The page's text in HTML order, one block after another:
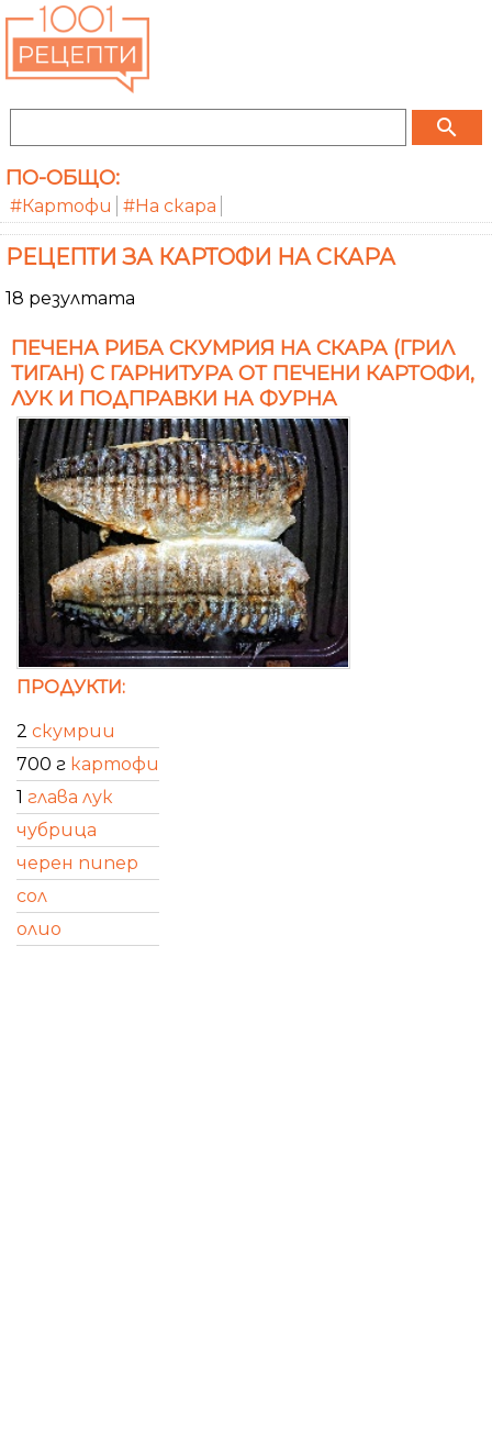
search
ПО-ОБЩО:
#Картофи #На скара
РЕЦЕПТИ ЗА КАРТОФИ НА СКАРА
18 резултата
ПЕЧЕНА РИБА СКУМРИЯ НА СКАРА (ГРИЛ
ТИГАН) С ГАРНИТУРА ОТ ПЕЧЕНИ КАРТОФИ,
ЛУК И ПОДПРАВКИ НА ФУРНА
ПРОДУКТИ:
2 скумрии
700 г картофи
1 глава лук
чубрица
черен пипер
сол
олио